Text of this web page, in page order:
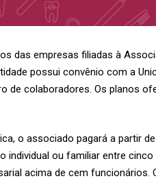
das empresas filiadas à
possui convênio com a
de colaboradores. Os planos
o associado pagará a partir
individual ou familiar entre
acima de cem